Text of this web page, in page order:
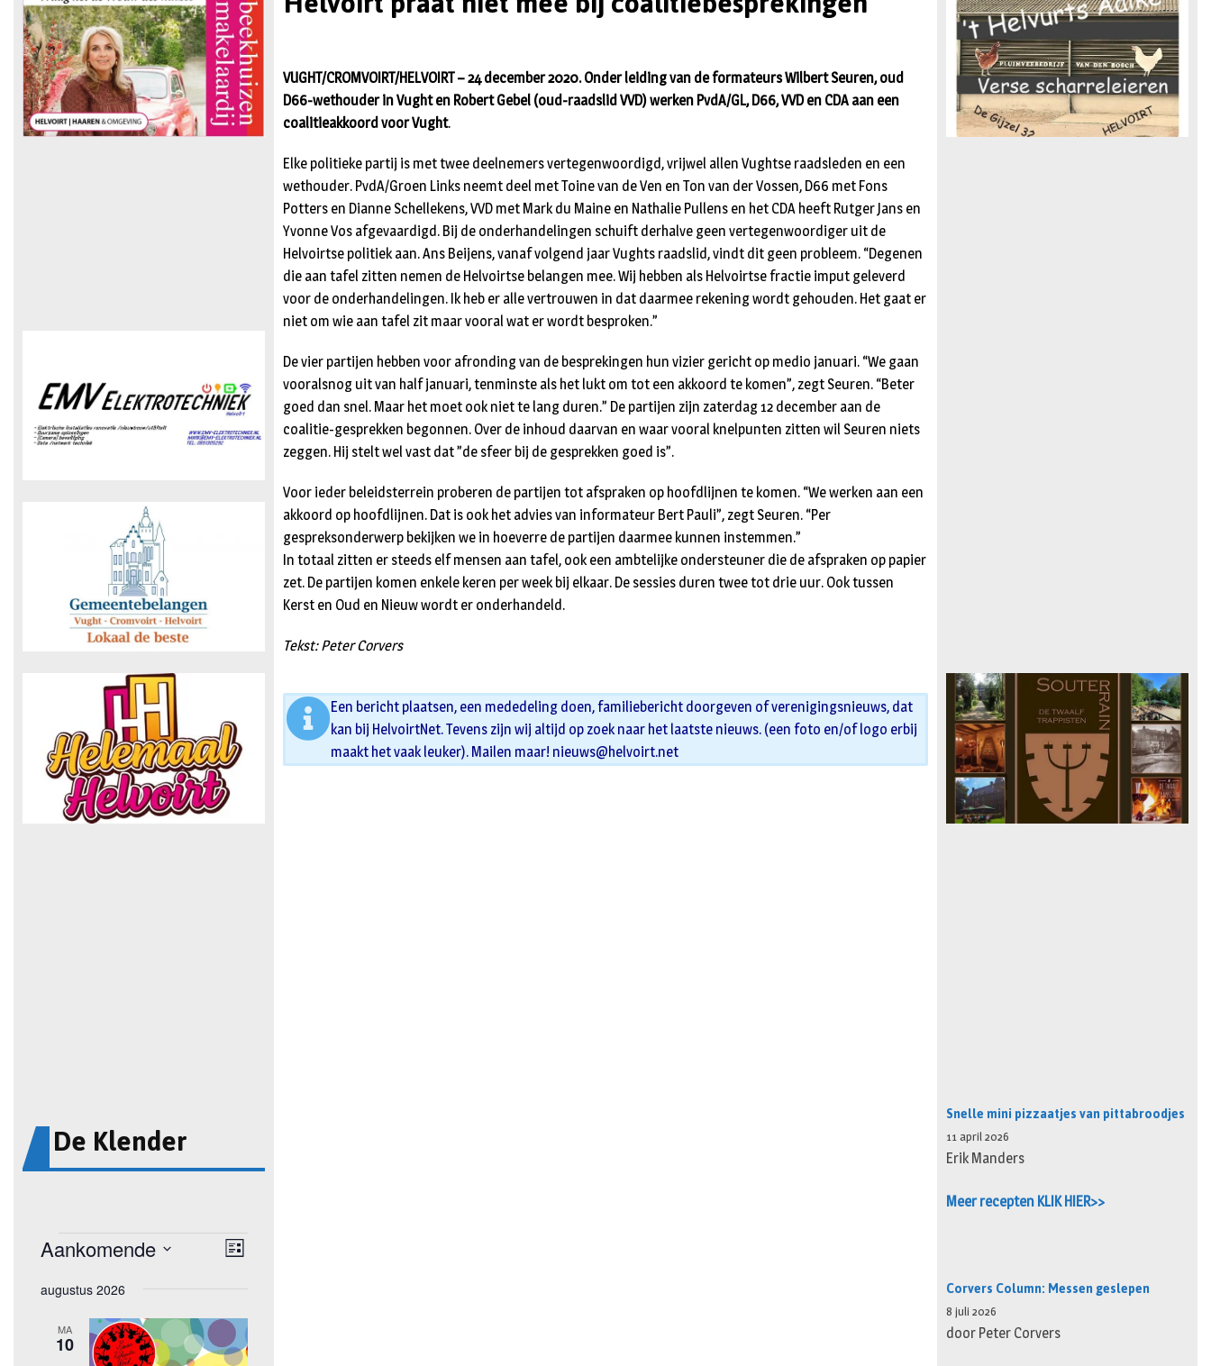
De Klender
VUGHT/CROMVOIRT/HELVOIRT – 24 december 2020. Onder leiding van de formateurs Wilbert Seuren, oud
D66-wethouder in Vught en Robert Gebel (oud-raadslid VVD) werken PvdA/GL, D66, VVD en CDA aan een
coalitieakkoord voor Vught.
Elke politieke partij is met twee deelnemers vertegenwoordigd, vrijwel allen Vughtse raadsleden en een
wethouder. PvdA/Groen Links neemt deel met Toine van de Ven en Ton van der Vossen, D66 met Fons
Potters en Dianne Schellekens, VVD met Mark du Maine en Nathalie Pullens en het CDA heeft Rutger Jans en
Yvonne Vos afgevaardigd. Bij de onderhandelingen schuift derhalve geen vertegenwoordiger uit de
Helvoirtse politiek aan. Ans Beijens, vanaf volgend jaar Vughts raadslid, vindt dit geen probleem. “Degenen
die aan tafel zitten nemen de Helvoirtse belangen mee. Wij hebben als Helvoirtse fractie imput geleverd
voor de onderhandelingen. Ik heb er alle vertrouwen in dat daarmee rekening wordt gehouden. Het gaat er
niet om wie aan tafel zit maar vooral wat er wordt besproken.”
De vier partijen hebben voor afronding van de besprekingen hun vizier gericht op medio januari. “We gaan
vooralsnog uit van half januari, tenminste als het lukt om tot een akkoord te komen”, zegt Seuren. “Beter
goed dan snel. Maar het moet ook niet te lang duren.” De partijen zijn zaterdag 12 december aan de
coalitie-gesprekken begonnen. Over de inhoud daarvan en waar vooral knelpunten zitten wil Seuren niets
zeggen. Hij stelt wel vast dat ”de sfeer bij de gesprekken goed is”.
Voor ieder beleidsterrein proberen de partijen tot afspraken op hoofdlijnen te komen. “We werken aan een
akkoord op hoofdlijnen. Dat is ook het advies van informateur Bert Pauli”, zegt Seuren. “Per
gespreksonderwerp bekijken we in hoeverre de partijen daarmee kunnen instemmen.”
In totaal zitten er steeds elf mensen aan tafel, ook een ambtelijke ondersteuner die de afspraken op papier
zet. De partijen komen enkele keren per week bij elkaar. De sessies duren twee tot drie uur. Ook tussen
Kerst en Oud en Nieuw wordt er onderhandeld.
Tekst: Peter Corvers
Een bericht plaatsen, een mededeling doen, familiebericht doorgeven of verenigingsnieuws, dat
kan bij HelvoirtNet. Tevens zijn wij altijd op zoek naar het laatste nieuws. (een foto en/of logo erbij
maakt het vaak leuker). Mailen maar! nieuws@helvoirt.net
Snelle mini pizzaatjes van pittabroodjes
11 april 2026
Erik Manders
Meer recepten KLIK HIER>>
Corvers Column: Messen geslepen
8 juli 2026
door Peter Corvers
n